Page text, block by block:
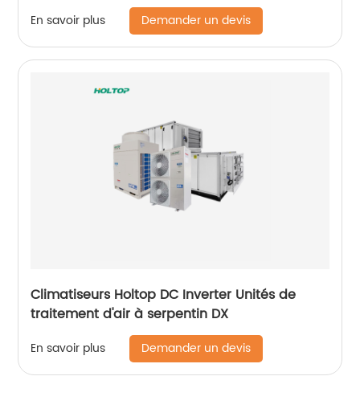
En savoir plus Demander un devis
Climatiseurs Holtop DC Inverter Unités de
traitement d'air à serpentin DX
En savoir plus Demander un devis